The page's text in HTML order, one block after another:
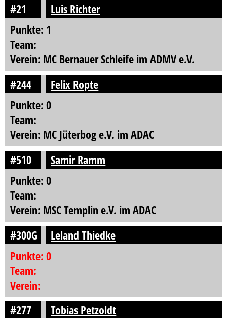
#21
Luis Richter
Punkte: 1
Team:
Verein: MC Bernauer Schleife im ADMV e.V.
#244
Felix Ropte
Punkte: 0
Team:
Verein: MC Jüterbog e.V. im ADAC
#510
Samir Ramm
Punkte: 0
Team:
Verein: MSC Templin e.V. im ADAC
#300G
Leland Thiedke
Punkte: 0
Team:
Verein:
#277
Tobias Petzoldt